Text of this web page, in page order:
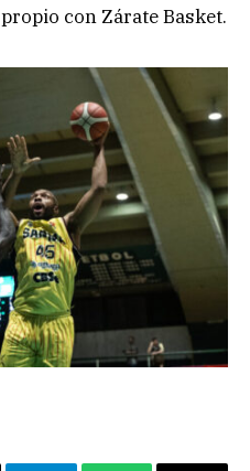
con Zárate Basket.